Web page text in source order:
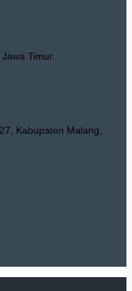
Timur.
Kabupaten Malang,